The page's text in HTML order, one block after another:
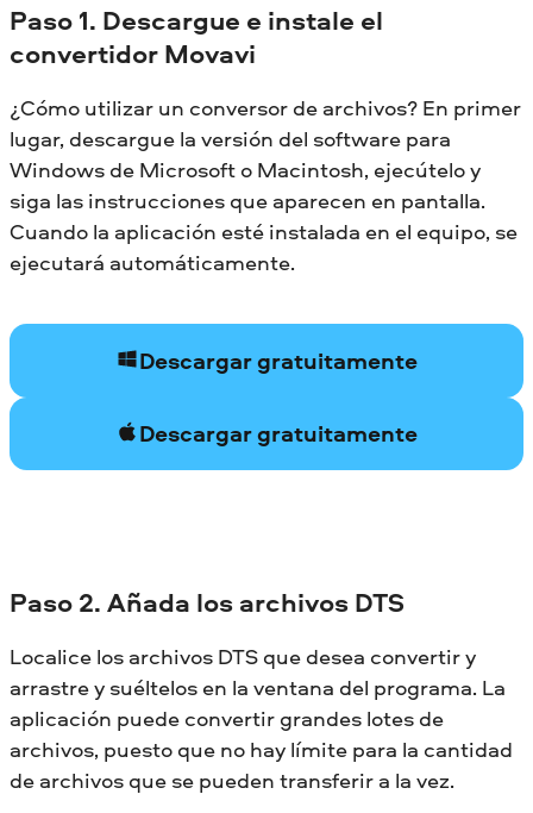
Paso 1. Descargue e instale el
convertidor Movavi
¿Cómo utilizar un conversor de archivos? En primer
lugar, descargue la versión del software para
Windows de Microsoft o Macintosh, ejecútelo y
siga las instrucciones que aparecen en pantalla.
Cuando la aplicación esté instalada en el equipo, se
ejecutará automáticamente.
Descargar gratuitamente
Descargar gratuitamente
Paso 2. Añada los archivos DTS
Localice los archivos DTS que desea convertir y
arrastre y suéltelos en la ventana del programa. La
aplicación puede convertir grandes lotes de
archivos, puesto que no hay límite para la cantidad
de archivos que se pueden transferir a la vez.